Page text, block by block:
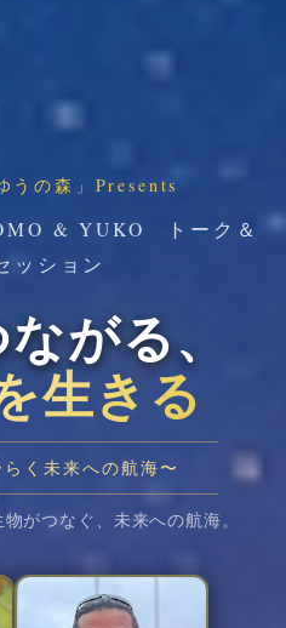
うの森」Presents
& YUKO トーク＆
ッション
がる、
生きる
く未来への航海〜
がつなぐ、未来への航海。